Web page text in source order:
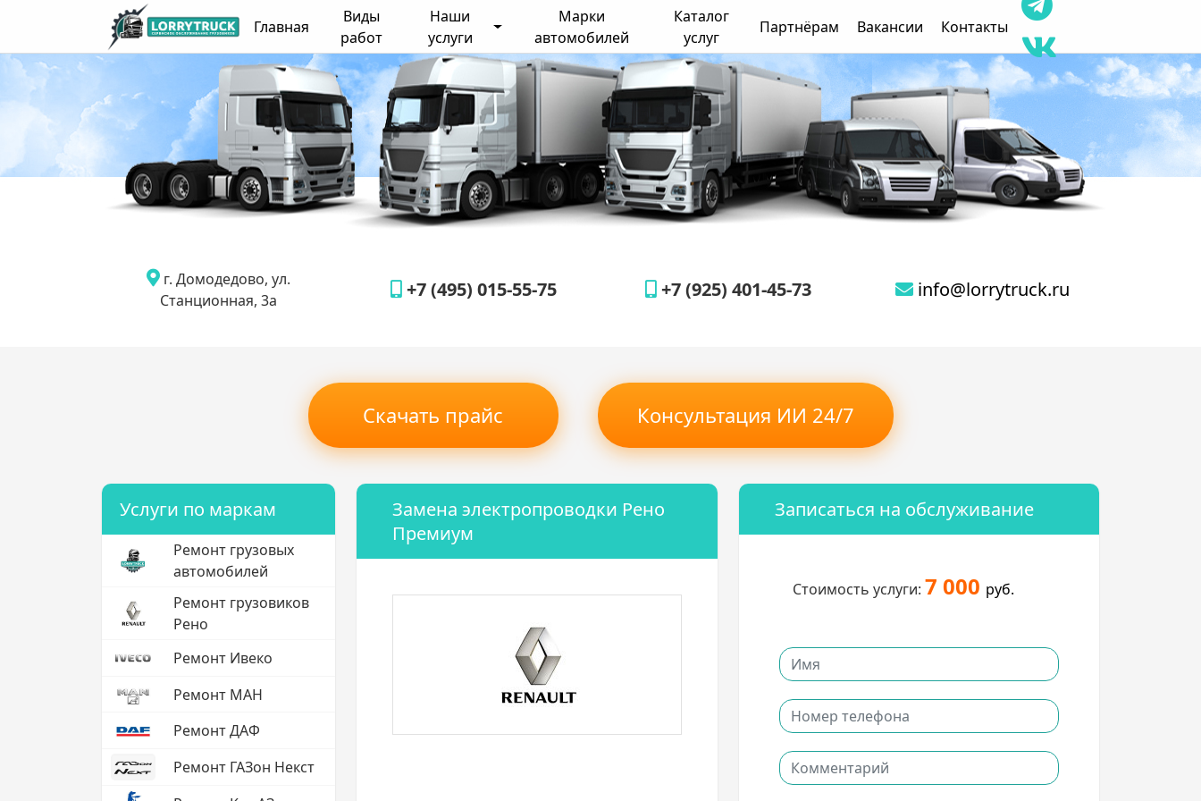
Главная
Виды
работ
Наши
услуги
Марки
автомобилей
Каталог
услуг
Партнёрам Вакансии Контакты
г. Домодедово, ул.
Станционная, 3а
+7 (495) 015-55-75 +7 (925) 401-45-73 info@lorrytruck.ru
Скачать прайс Консультация ИИ 24/7
Услуги по маркам
Ремонт грузовых
автомобилей
Ремонт грузовиков
Рено
Ремонт Ивеко
Ремонт МАН
Ремонт ДАФ
Ремонт ГАЗон Некст
Замена электропроводки Рено
Премиум
Записаться на обслуживание
Стоимость услуги: 7 000 руб.